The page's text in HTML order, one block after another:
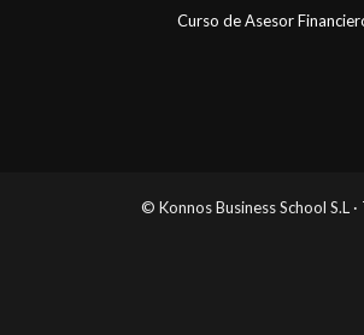
Curso de Asesor
© Konnos Business School S.L